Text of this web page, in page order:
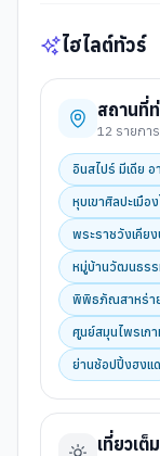
ไฮไลต์ทัวร์
สถานที่
12 รายการ
อินสไปร์ มีเดีย อ
หุบเขาศิลปะเมือ
พระราชวังเคีย
หมู่บ้านวัฒนธร
พิพิธภัณสาหร่า
ศูนย์สมุนไพรเก
ย่านช้อปปิ้งฮงแด
เที่ยวเต็